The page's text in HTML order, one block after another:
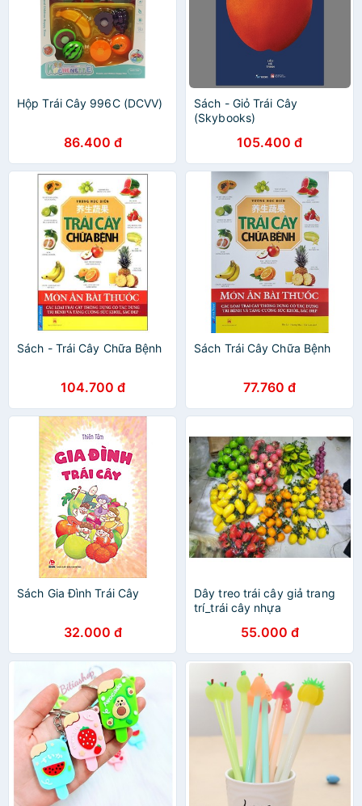
Hộp Trái Cây 996C (DCVV)
86.400 đ
Sách - Giỏ Trái Cây
(Skybooks)
105.400 đ
Sách - Trái Cây Chữa Bệnh
104.700 đ
Sách Trái Cây Chữa Bệnh
77.760 đ
Sách Gia Đình Trái Cây
32.000 đ
Dây treo trái cây giả trang
trí_trái cây nhựa
55.000 đ